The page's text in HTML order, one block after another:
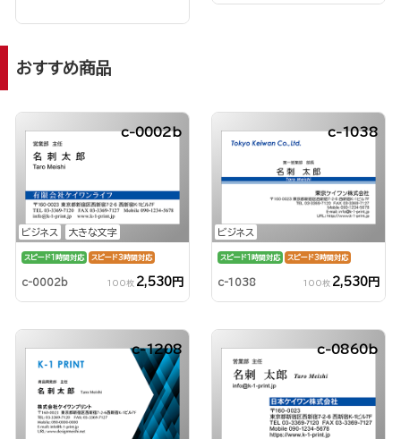
おすすめ商品
ビジネス 大きな文字
c-0002b
スピード1時間対応 スピード3時間対応
c-0002b 100枚 2,530円
ビジネス
c-1038
スピード1時間対応 スピード3時間対応
c-1038 100枚 2,530円
c-1208 c-0860b